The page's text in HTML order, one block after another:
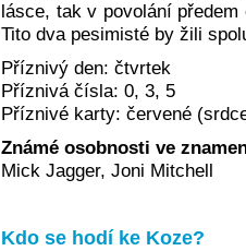
lásce, tak v povolání
Tito dva pesimisté by žili
Příznivý den: čtvrtek
Příznivá čísla: 0, 3, 5
Příznivé karty: červené
Známé osobnosti ve
Mick Jagger, Joni Mitchell
Kdo se hodí ke Koze?